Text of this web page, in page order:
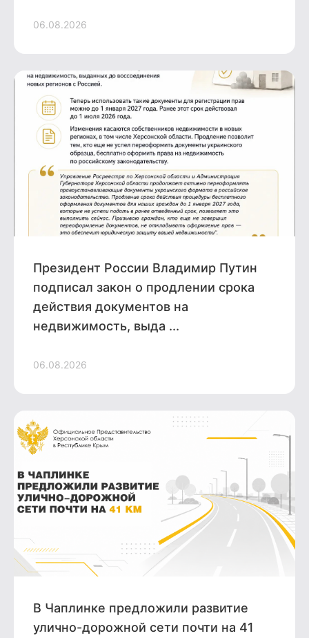
06.08.2026
Президент России Владимир Путин
подписал закон о продлении срока
действия документов на
недвижимость, выда ...
06.08.2026
В Чаплинке предложили развитие
улично-дорожной сети почти на 41